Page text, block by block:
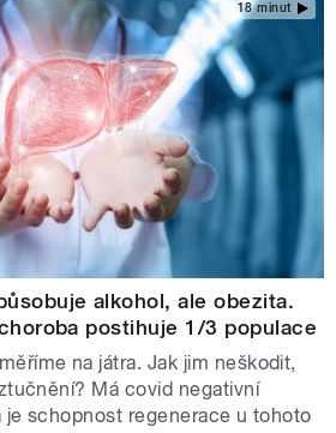
18 minut
alkohol, ale obezita.
postihuje 1/3 populace
na játra. Jak jim neškodit,
Má covid negativní
je schopnost regenerace u tohoto